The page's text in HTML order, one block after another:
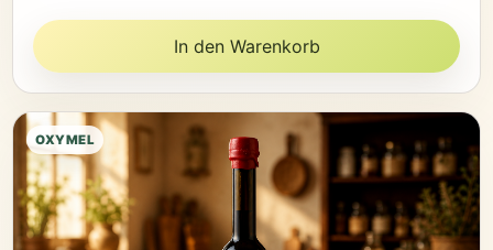
In den Warenkorb
OXYMEL